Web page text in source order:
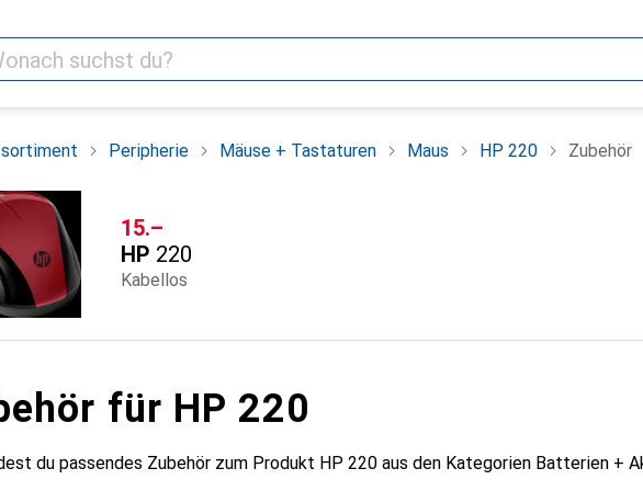
Peripherie Mäuse + Tastaturen Maus HP 220 Zubehör
CHF
15.–
HP 220
Kabellos
für HP 220
du passendes Zubehör zum Produkt HP 220 aus den Kategorien Batterien +